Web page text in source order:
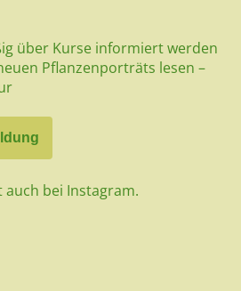
über Kurse informiert werden
Pflanzenporträts lesen –
bei Instagram.